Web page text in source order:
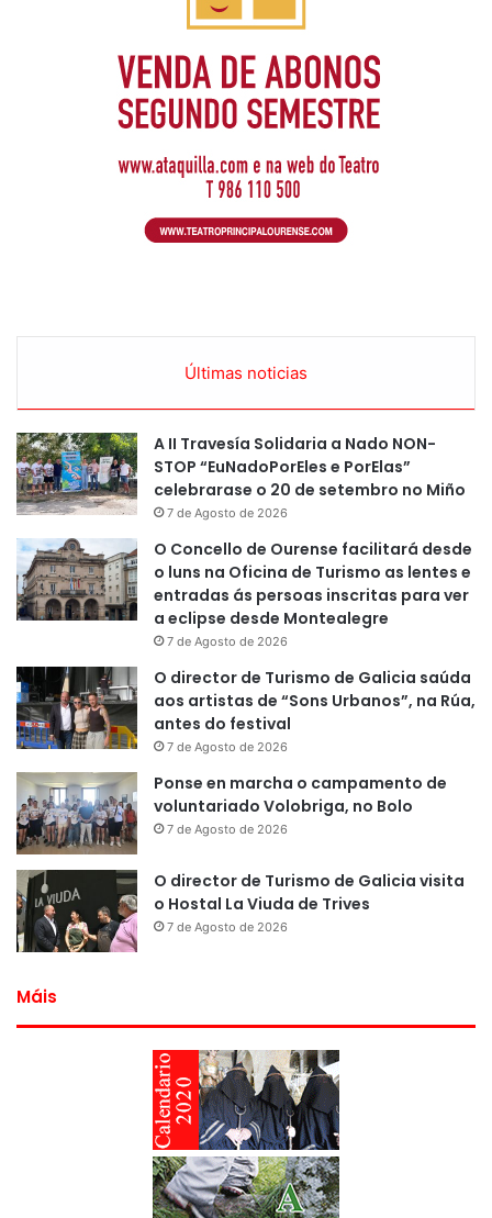
Últimas noticias
A II Travesía Solidaria a Nado NON-
STOP “EuNadoPorEles e PorElas”
celebrarase o 20 de setembro no Miño
7 de Agosto de 2026
O Concello de Ourense facilitará desde
o luns na Oficina de Turismo as lentes e
entradas ás persoas inscritas para ver
a eclipse desde Montealegre
7 de Agosto de 2026
O director de Turismo de Galicia saúda
aos artistas de “Sons Urbanos”, na Rúa,
antes do festival
7 de Agosto de 2026
Ponse en marcha o campamento de
voluntariado Volobriga, no Bolo
7 de Agosto de 2026
O director de Turismo de Galicia visita
o Hostal La Viuda de Trives
7 de Agosto de 2026
Máis